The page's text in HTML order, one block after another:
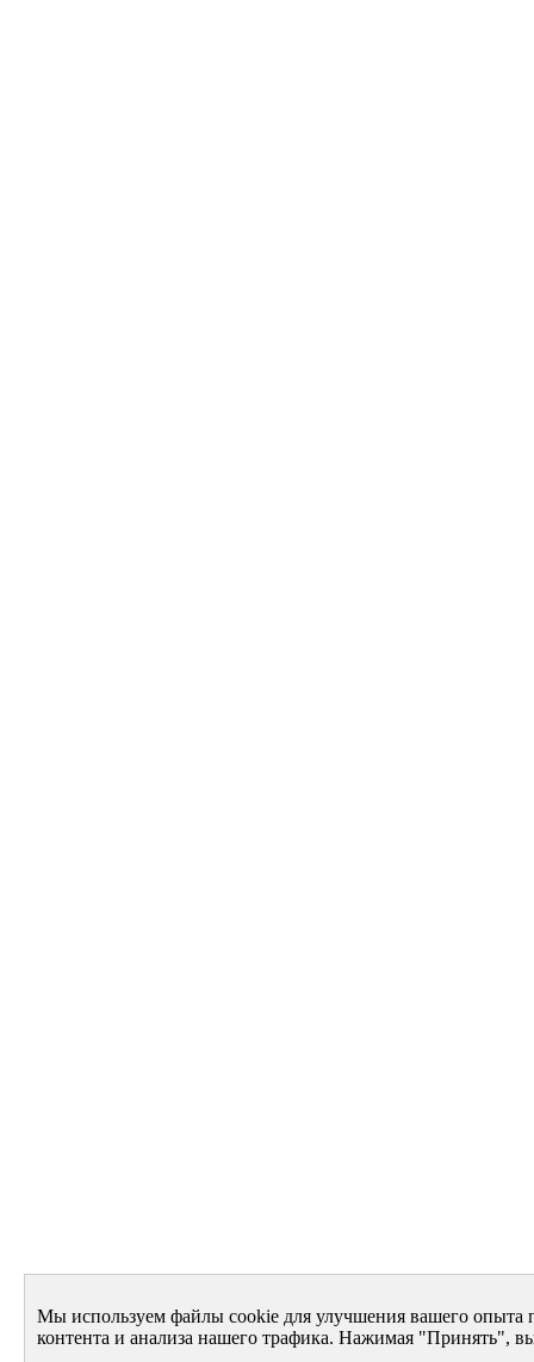
Мы используем файлы cookie для улучшения вашего опыта
контента и анализа нашего трафика. Нажимая "Принять",